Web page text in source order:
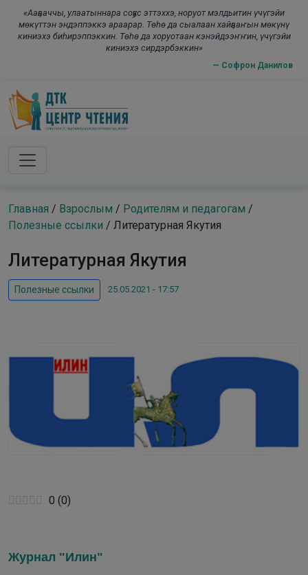
«Ааҕааччы, улаатыннара соҕус эттэххэ, норуот мэлдьитин үчүгэйи
мөкүттэн эндэппэккэ араарар. Төһө да сыалаан хайҕааҥын мөкүнү
киниэхэ биһирэппэккин. Төһө да хоруотаан кэнэйдээҥҥин, үчүгэйи
киниэхэ сирдэрбэккин»
— Софрон Данилов
Skip to main content
Главная / Взрослым / Родителям и педагогам /
Полезные ссылки / Литературная Якутия
Литературная Якутия
Полезные ссылки 25.05.2021 - 17:57
0 (0)
Журнал "Илин"